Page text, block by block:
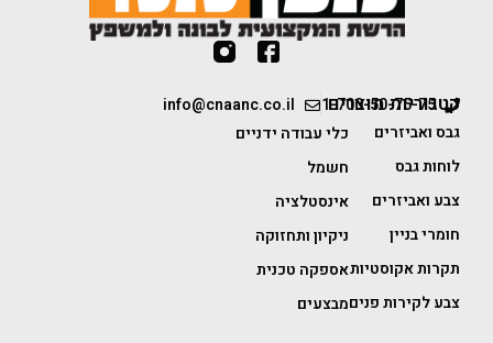
1-700-50-75-75
info@cnaanc.co.il קטגוריות מוצרים
גבס ואביזרים
לוחות גבס
צבע ואביזרים
חומרי בניין
תקרות אקוסטיות
צבע לקירות פנים
כלי עבודה ידניים
חשמל
אינסטלציה
ניקיון ותחזוקה
אספקה טכנית
מבצעים